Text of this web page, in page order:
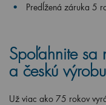
Predĺžená záruka 5
Spoľahnite sa
a českú výrobu
Už viac ako 75 rokov